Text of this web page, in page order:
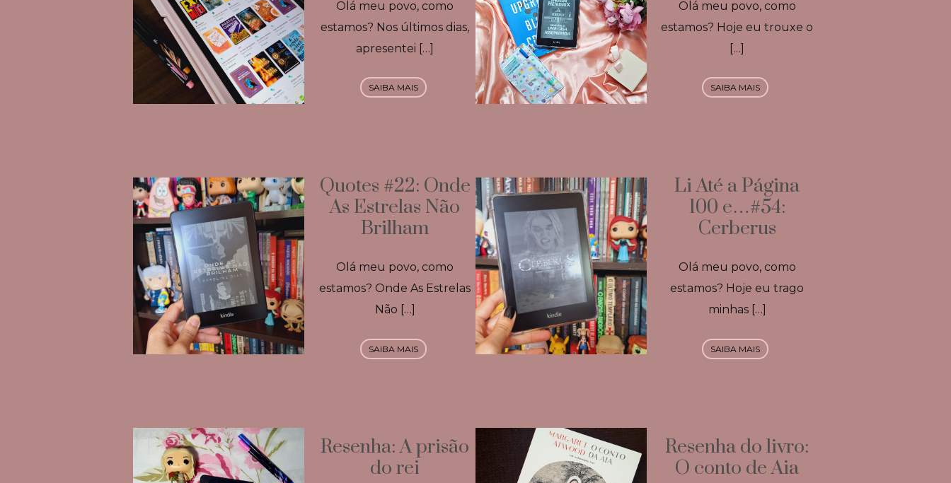
Olá meu povo, como
estamos? Nos últimos dias,
apresentei […]
SAIBA MAIS
Olá meu povo, como
estamos? Hoje eu trouxe o
[…]
SAIBA MAIS
Quotes #22: Onde
As Estrelas Não
Brilham
Olá meu povo, como
estamos? Onde As Estrelas
Não […]
SAIBA MAIS
Li Até a Página
100 e…#54:
Cerberus
Olá meu povo, como
estamos? Hoje eu trago
minhas […]
SAIBA MAIS
Resenha: A prisão
do rei
Resenha do livro:
O conto de Aia